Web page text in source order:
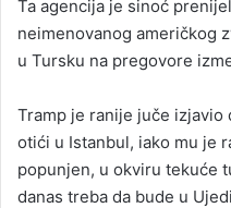
Ta agencija je sinoć
neimenovanog američkog
u Tursku na pregovore
Tramp je ranije juče izjavio
otići u Istanbul, iako mu je
popunjen, u okviru tekuće
danas treba da bude u